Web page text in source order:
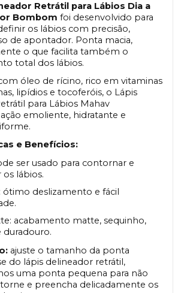
Retrátil para Lábios Dia a
Bombom foi desenvolvido para
os lábios com precisão,
de apontador. Ponta macia,
o que facilita também o
total dos lábios.
óleo de rícino, rico em vitaminas
lipídios e tocoferóis, o Lápis
para Lábios Mahav
emoliente, hidratante e
e Benefícios:
ser usado para contornar e
lábios.
ótimo deslizamento e fácil
acabamento matte, sequinho,
duradouro.
ajuste o tamanho da ponta
do lápis delineador retrátil,
uma ponta pequena para não
e preencha delicadamente os